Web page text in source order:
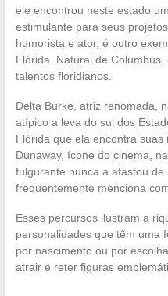
ele encontrou neste estado
estimulante para seus
humorista e ator, é outro
Flórida. Natural de
talentos floridianos.
Delta Burke, atriz renomada,
atípico a leva do sul dos
Flórida que ela encontra
Dunaway, ícone do cinema,
fulgurante nunca a afastou
frequentemente menciona
Esses percursos ilustram a
personalidades que têm uma
por nascimento ou por
atrair e reter figuras